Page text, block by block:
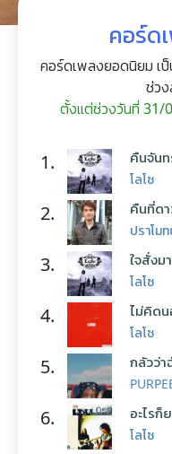
คอร์ด
คอร์ดเพลงยอดนิยม เ
ช่ว
ตั้งแต่ช่วงวันที่ 31/
1. คืนจัน
โลโซ
2. คืนที่ด
ปราโม
3. ใจสั่งมา
โลโซ
4. ไม่คิดน
โลโซ
5. กลัวว่า
6. อะไรก็
โลโซ